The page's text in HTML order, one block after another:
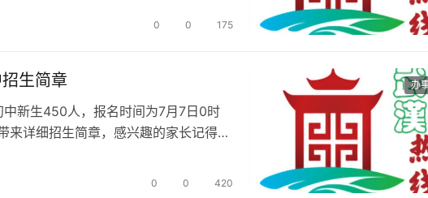
0 0 175
办
生简章
新生450人，报名时间为7月7日0时
详细招生简章，感兴趣的家长记得提
0 0 420